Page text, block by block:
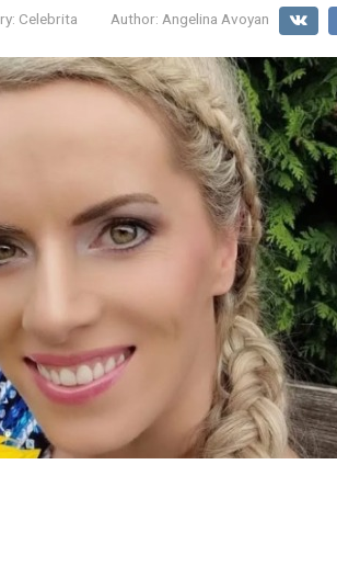
Celebrita Author: Angelina Avoyan